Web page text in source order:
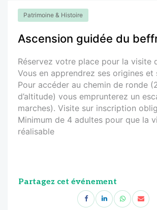
Patrimoine & Histoire
Ascension guidée du
Réservez votre place pour la visite
Vous en apprendrez ses origines et
Pour accéder au chemin de ronde
d’altitude) vous emprunterez un
marches). Visite sur inscription
Minimum de 4 adultes pour que la
réalisable
Partagez cet événement